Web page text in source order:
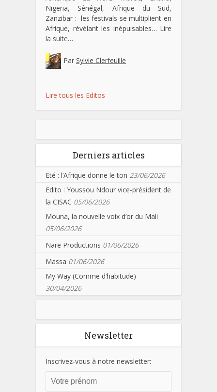
Nigeria, Sénégal, Afrique du Sud,
Zanzibar : les festivals se multiplient en
Afrique, révélant les inépuisables… Lire
la suite…
Par Sylvie Clerfeuille
Lire tous les Editos
Derniers articles
Eté : l’Afrique donne le ton 23/06/2026
Edito : Youssou Ndour vice-président de
la CISAC 05/06/2026
Mouna, la nouvelle voix d’or du Mali
05/06/2026
Nare Productions 01/06/2026
Massa 01/06/2026
My Way (Comme d’habitude)
30/04/2026
Newsletter
Inscrivez-vous à notre newsletter: